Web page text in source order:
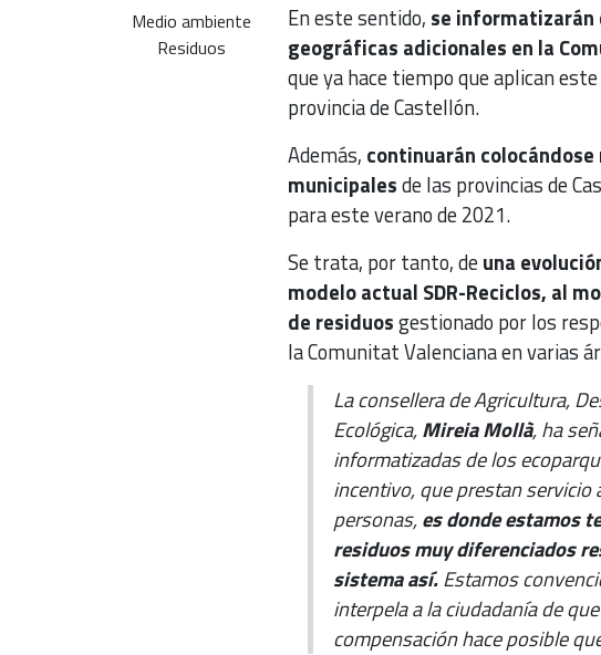
Medio ambiente
Residuos
En este sentido, se informatizarán
geográficas adicionales en la
que ya hace tiempo que aplican
provincia de Castellón.
Además, continuarán
municipalesde las provincias de
para este verano de 2021.
Se trata, por tanto, deuna
modelo actual SDR-Reciclos, al
de residuosgestionado por los
la Comunitat Valenciana en varias
La consellera de Agricultura,
Ecológica,Mireia Mollà, ha
informatizadas de los
incentivo, que prestan servicio
personas,es donde estamos
residuos muy diferenciados
sistema así.Estamos
interpela a la ciudadanía de
compensación hace posible